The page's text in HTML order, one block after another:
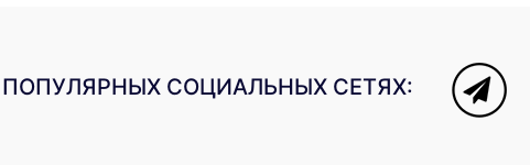
СОЦИАЛЬНЫХ СЕТЯХ: